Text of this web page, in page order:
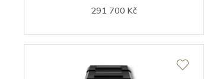
291 700 Kč